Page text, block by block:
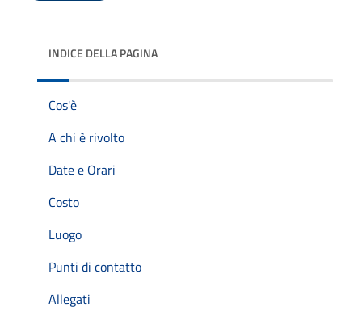
INDICE DELLA PAGINA
Cos'è
A chi è rivolto
Date e Orari
Costo
Luogo
Punti di contatto
Allegati